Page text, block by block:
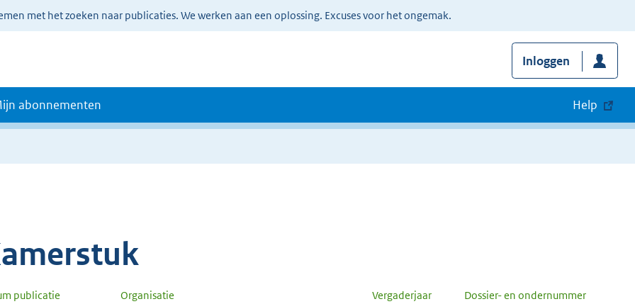
met het zoeken naar publicaties. We werken aan een oplossing. Excuses voor het ongemak.
Inloggen
abonnementen Help
publicatie Organisatie Vergaderjaar Dossier- en ondernummer